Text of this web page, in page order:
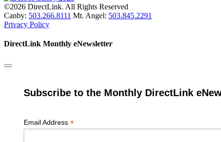
©2026 DirectLink. All Rights Reserved
Canby: 503.266.8111 Mt. Angel: 503.845.2291
Privacy Policy
DirectLink Monthly eNewsletter
Subscribe to the Monthly DirectLink
Email Address *